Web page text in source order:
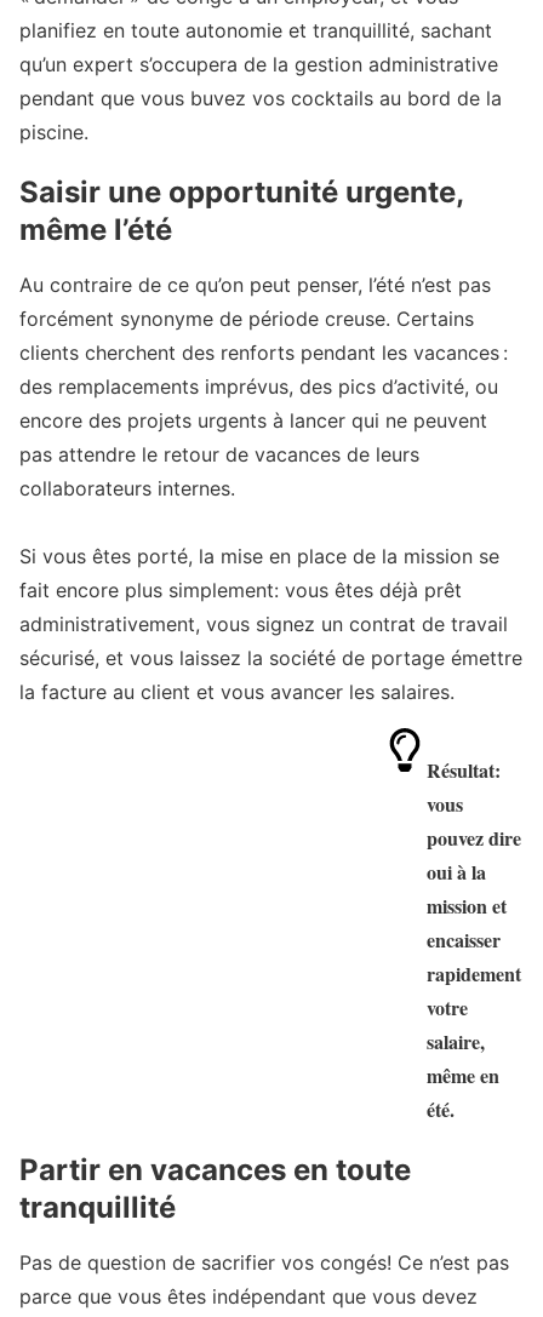
planifiez en toute autonomie et tranquillité, sachant
qu’un expert s’occupera de la gestion administrative
pendant que vous buvez vos cocktails au bord de la
piscine.
Saisir une opportunité urgente,
même l’été
Au contraire de ce qu’on peut penser, l’été n’est pas
forcément synonyme de période creuse. Certains
clients cherchent des renforts pendant les vacances :
des remplacements imprévus, des pics d’activité, ou
encore des projets urgents à lancer qui ne peuvent
pas attendre le retour de vacances de leurs
collaborateurs internes.
Si vous êtes porté, la mise en place de la mission se
fait encore plus simplement: vous êtes déjà prêt
administrativement, vous signez un contrat de travail
sécurisé, et vous laissez la société de portage émettre
la facture au client et vous avancer les salaires.
Résultat:
vous
pouvez dire
ouià la
mission et
encaisser
rapidement
votre
salaire,
même en
été.
Partir en vacances en toute
tranquillité
Pas de question de sacrifier vos congés! Ce n’est pas
parce que vous êtes indépendant que vous devez